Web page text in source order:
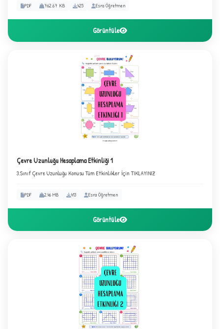
PDF 762.67 KB 425 Esra Öğretmen
Görüntüle
Çevre Uzunluğu Hesaplama Etkinliği 1
3.Sınıf Çevre Uzunluğu Konusu Tüm Etkinlikler İçin TIKLAYINIZ
PDF 2.46 MB 413 Esra Öğretmen
Görüntüle